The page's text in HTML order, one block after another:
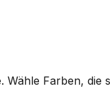
Wähle Farben,